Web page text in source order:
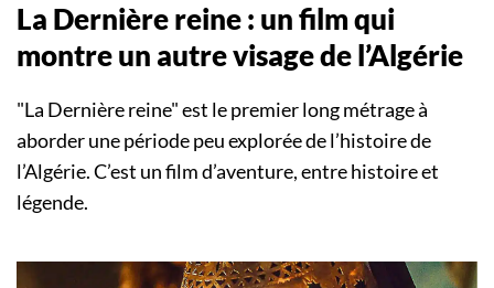
La Dernière reine : un film qui
montre un autre visage de l’Algérie
"La Dernière reine" est le premier long métrage à
aborder une période peu explorée de l’histoire de
l’Algérie. C’est un film d’aventure, entre histoire et
légende.